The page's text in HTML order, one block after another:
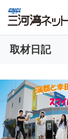
取材日記